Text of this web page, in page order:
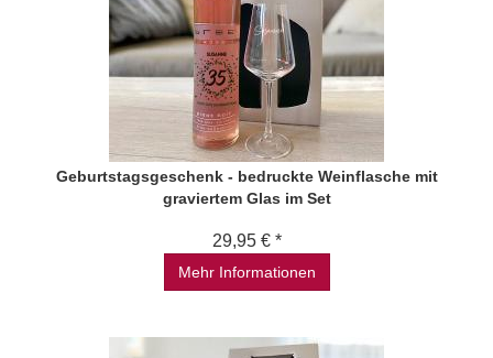
Geburtstagsgeschenk - bedruckte Weinflasche mit
graviertem Glas im Set
29,95 € *
Mehr Informationen